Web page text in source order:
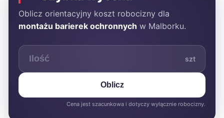
Oblicz orientacyjny koszt robocizny dla
montażu barierek ochronnych w Malborku.
szt
Oblicz
Cena jest szacunkowa i dotyczy wyłącznie robocizny.